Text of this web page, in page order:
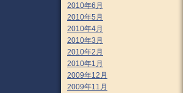
2010年6月
2010年5月
2010年4月
2010年3月
2010年2月
2010年1月
2009年12月
2009年11月